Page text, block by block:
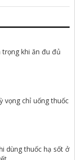
khi ăn đu đủ
vọng chỉ uống thuốc
dùng thuốc hạ sốt ở